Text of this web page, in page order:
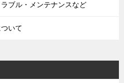
ブル・メンテナンスなど
いて